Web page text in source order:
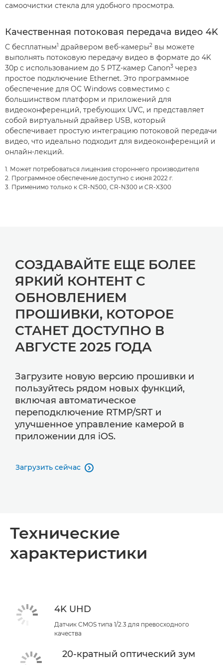
самоочистки стекла для удобного просмотра.
Качественная потоковая передача видео 4K
С бесплатным1 драйвером веб-камеры2 вы можете
выполнять потоковую передачу видео в формате до 4K
30p с использованием до 5 PTZ-камер Canon3 через
простое подключение Ethernet. Это программное
обеспечение для ОС Windows совместимо с
большинством платформ и приложений для
видеоконференций, требующих UVC, и представляет
собой виртуальный драйвер USB, который
обеспечивает простую интеграцию потоковой передачи
видео, что идеально подходит для видеоконференций и
онлайн-лекций.
1. Может потребоваться лицензия стороннего производителя
2. Программное обеспечение доступно с июня 2022 г.
3. Применимо только к CR-N500, CR-N300 и CR-X300
СОЗДАВАЙТЕ ЕЩЕ БОЛЕЕ
ЯРКИЙ КОНТЕНТ С
ОБНОВЛЕНИЕМ
ПРОШИВКИ, КОТОРОЕ
СТАНЕТ ДОСТУПНО В
АВГУСТЕ 2025 ГОДА
Загрузите новую версию прошивки и
пользуйтесь рядом новых функций,
включая автоматическое
переподключение RTMP/SRT и
улучшенное управление камерой в
приложении для iOS.
Загрузить сейчас 
Технические
характеристики
4K UHD
Датчик CMOS типа 1/2.3 для превосходного
качества
20-кратный оптический зум